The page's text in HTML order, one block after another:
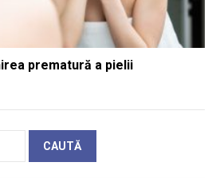
prematură a pielii